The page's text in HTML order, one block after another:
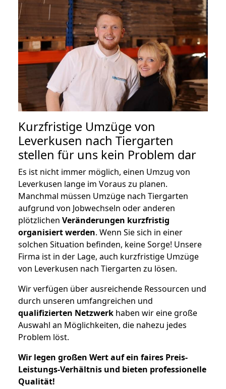
Kurzfristige Umzüge von
Leverkusen nach Tiergarten
stellen für uns kein Problem dar
Es ist nicht immer möglich, einen Umzug von
Leverkusen lange im Voraus zu planen.
Manchmal müssen Umzüge nach Tiergarten
aufgrund von Jobwechseln oder anderen
plötzlichen Veränderungen kurzfristig
organisiert werden. Wenn Sie sich in einer
solchen Situation befinden, keine Sorge! Unsere
Firma ist in der Lage, auch kurzfristige Umzüge
von Leverkusen nach Tiergarten zu lösen.
Wir verfügen über ausreichende Ressourcen und
durch unseren umfangreichen und
qualifizierten Netzwerk haben wir eine große
Auswahl an Möglichkeiten, die nahezu jedes
Problem löst.
Wir legen großen Wert auf ein faires Preis-
Leistungs-Verhältnis und bieten professionelle
Qualität!